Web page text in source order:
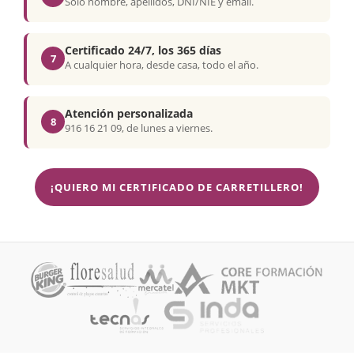
7
Certificado 24/7, los 365 días
A cualquier hora, desde casa, todo el año.
8
Atención personalizada
916 16 21 09, de lunes a viernes.
¡QUIERO MI CERTIFICADO DE CARRETILLERO!